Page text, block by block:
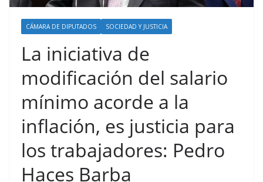
CÁMARA DE DIPUTADOS SOCIEDAD Y JUSTICIA
La iniciativa de
modificación del salario
mínimo acorde a la
inflación, es justicia para
los trabajadores: Pedro
Haces Barba